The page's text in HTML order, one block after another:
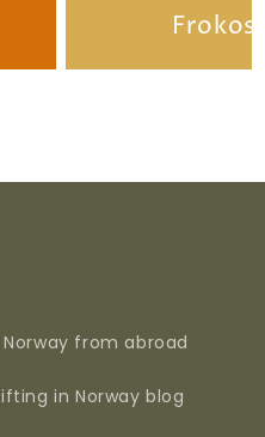
from abroad
in Norway blog